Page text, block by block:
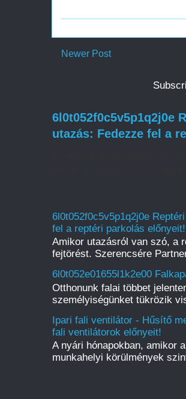
Newer Post
6l0t052f0c5v5p1q2j0e
utazás: Fedezze fel a
6l0t052f0c5v5p1q2j0e
fel a reptéri parkolás előnyeit!
Amikor utazásról van szó, a
fejtörést. Szerencsére
6l0t052e01655l1k2e00
Otthonunk falai többet
személyiségünket tükrözik
Ipari fali ventilátor - Hűsítő
fali ventilátorok előnyeit!
A nyári hónapokban, amikor
munkahelyi körülmények